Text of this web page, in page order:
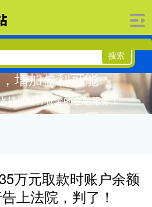
搜索
增加盈利可能
提供杠杆资金的金融服务！
万元取款时账户余额
上法院，判了！